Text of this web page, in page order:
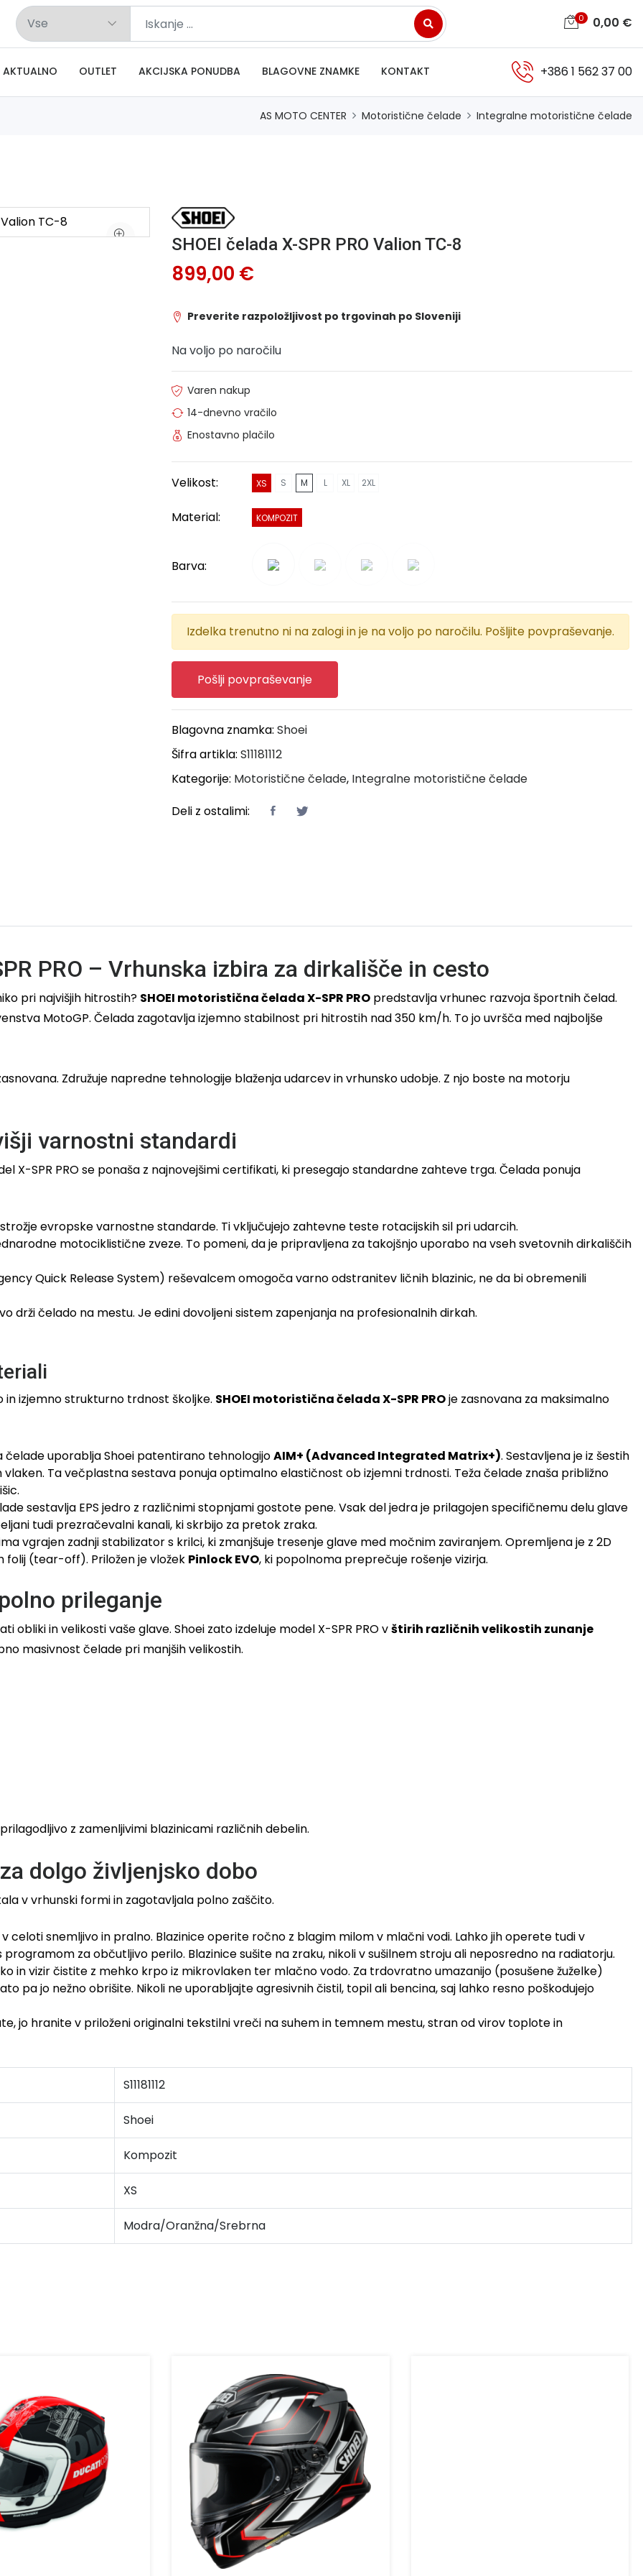
0 0,00 €
AKTUALNO OUTLET AKCIJSKA PONUDBA BLAGOVNE ZNAMKE KONTAKT +386 1 562 37 00
AS MOTO CENTER Motoristične čelade Integralne motoristične čelade
SHOEI čelada X-SPR PRO Valion TC-8
899,00 €
Preverite razpoložljivost po trgovinah po Sloveniji
Na voljo po naročilu
Varen nakup
14-dnevno vračilo
Enostavno plačilo
Velikost: XS S M L XL 2XL
Material: KOMPOZIT
Barva:
Izdelka trenutno ni na zalogi in je na voljo po naročilu. Pošljite povpraševanje.
Pošlji povpraševanje
Blagovna znamka: Shoei
Šifra artikla: S11181112
Kategorije: Motoristične čelade, Integralne motoristične čelade
Deli z ostalimi:
PRO – Vrhunska izbira za dirkališče in cesto
pri najvišjih hitrostih? SHOEI motoristična čelada X-SPR PRO predstavlja vrhunec razvoja športnih čelad.
MotoGP. Čelada zagotavlja izjemno stabilnost pri hitrostih nad 350 km/h. To jo uvršča med najboljše
Združuje napredne tehnologije blaženja udarcev in vrhunsko udobje. Z njo boste na motorju
varnostni standardi
X-SPR PRO se ponaša z najnovejšimi certifikati, ki presegajo standardne zahteve trga. Čelada ponuja
evropske varnostne standarde. Ti vključujejo zahtevne teste rotacijskih sil pri udarcih.
motociklistične zveze. To pomeni, da je pripravljena za takojšnjo uporabo na vseh svetovnih dirkališčih
Quick Release System) reševalcem omogoča varno odstranitev ličnih blazinic, ne da bi obremenili
drži čelado na mestu. Je edini dovoljeni sistem zapenjanja na profesionalnih dirkah.
izjemno strukturno trdnost školjke. SHOEI motoristična čelada X-SPR PROje zasnovana za maksimalno
čelade uporablja Shoei patentirano tehnologijoAIM+ (Advanced Integrated Matrix+). Sestavljena je iz šestih
Ta večplastna sestava ponuja optimalno elastičnost ob izjemni trdnosti. Teža čelade znaša približno
sestavlja EPS jedro z različnimi stopnjami gostote pene. Vsak del jedra je prilagojen specifičnemu delu glave
tudi prezračevalni kanali, ki skrbijo za pretok zraka.
vgrajen zadnji stabilizator s krilci, ki zmanjšuje tresenje glave med močnim zaviranjem. Opremljena je z 2D
folij (tear-off). Priložen je vložek Pinlock EVO, ki popolnoma preprečuje rošenje vizirja.
prileganje
in velikosti vaše glave. Shoei zato izdeluje model X-SPR PRO vštirih različnih velikostih zunanje
masivnost čelade pri manjših velikostih.
z zamenljivimi blazinicami različnih debelin.
dolgo življenjsko dobo
v vrhunski formi in zagotavljala polno zaščito.
celoti snemljivo in pralno. Blazinice operite ročno z blagim milom v mlačni vodi. Lahko jih operete tudi v
za občutljivo perilo. Blazinice sušite na zraku, nikoli v sušilnem stroju ali neposredno na radiatorju.
in vizir čistite z mehko krpo iz mikrovlaken ter mlačno vodo. Za trdovratno umazanijo (posušene žuželke)
pa jo nežno obrišite. Nikoli ne uporabljajte agresivnih čistil, topil ali bencina, saj lahko resno poškodujejo
jo hranite v priloženi originalni tekstilni vreči na suhem in temnem mestu, stran od virov toplote in
S11181112
Shoei
Kompozit
XS
Modra/Oranžna/Srebrna